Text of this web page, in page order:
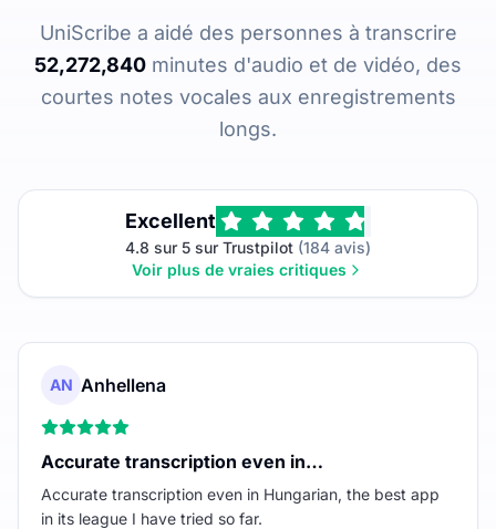
UniScribe a aidé des personnes à transcrire
52,272,840 minutes d'audio et de vidéo, des
courtes notes vocales aux enregistrements
longs.
Excellent
4.8 sur 5 sur Trustpilot (184 avis)
Voir plus de vraies critiques
AN Anhellena
Accurate transcription even in…
Accurate transcription even in Hungarian, the best app
in its league I have tried so far.